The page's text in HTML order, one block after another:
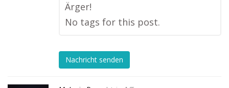
Ärger!
No tags for this post.
Nachricht senden